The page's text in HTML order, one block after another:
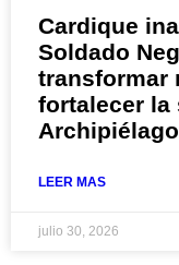
Cardique
Soldado
transformar
fortalecer la
LEER MAS
julio 30, 2026